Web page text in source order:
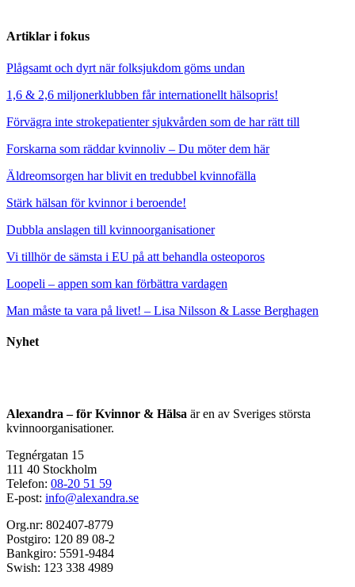
Artiklar i fokus
Plågsamt och dyrt när folksjukdom göms undan
1,6 & 2,6 miljonerklubben får internationellt hälsopris!
Förvägra inte strokepatienter sjukvården som de har rätt till
Forskarna som räddar kvinnoliv – Du möter dem här
Äldreomsorgen har blivit en tredubbel kvinnofälla
Stärk hälsan för kvinnor i beroende!
Dubbla anslagen till kvinnoorganisationer
Vi tillhör de sämsta i EU på att behandla osteoporos
Loopeli – appen som kan förbättra vardagen
Man måste ta vara på livet! – Lisa Nilsson & Lasse Berghagen
Nyhet
Alexandra – för Kvinnor & Hälsa är en av Sveriges största
kvinnoorganisationer.
Tegnérgatan 15
111 40 Stockholm
Telefon: 08-20 51 59
E-post: info@alexandra.se
Org.nr: 802407-8779
Postgiro: 120 89 08-2
Bankgiro: 5591-9484
Swish: 123 338 4989